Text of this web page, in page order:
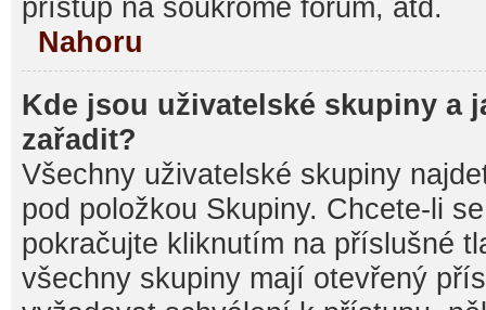
přístup na soukromé fórum, atd.
Nahoru
Kde jsou uživatelské skupiny a
zařadit?
Všechny uživatelské skupiny
pod položkou Skupiny. Chcete-li
pokračujte kliknutím na příslušné
všechny skupiny mají otevřený